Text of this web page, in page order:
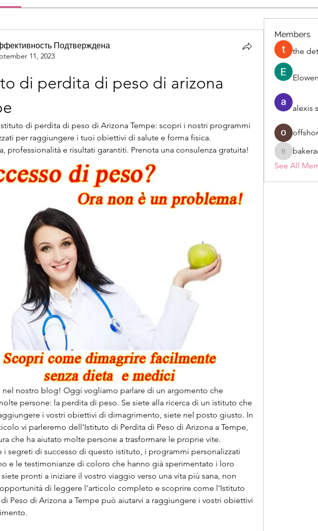
Подтверждена
11, 2023
di perdita di peso di arizona
di perdita di peso di Arizona Tempe: scopri i nostri programmi
per raggiungere i tuoi obiettivi di salute e forma fisica.
professionalità e risultati garantiti. Prenota una consulenza gratuita!
nel nostro blog! Oggi vogliamo parlare di un argomento che
persone: la perdita di peso. Se siete alla ricerca di un istituto che
i vostri obiettivi di dimagrimento, siete nel posto giusto. In
vi parleremo dell'Istituto di Perdita di Peso di Arizona a Tempe,
che ha aiutato molte persone a trasformare le proprie vite.
i segreti di successo di questo istituto, i programmi personalizzati
e le testimonianze di coloro che hanno già sperimentato i loro
siete pronti a iniziare il vostro viaggio verso una vita più sana, non
di leggere l'articolo completo e scoprire come l'Istituto
Peso di Arizona a Tempe può aiutarvi a raggiungere i vostri obiettivi
Members
the
alexis
See All